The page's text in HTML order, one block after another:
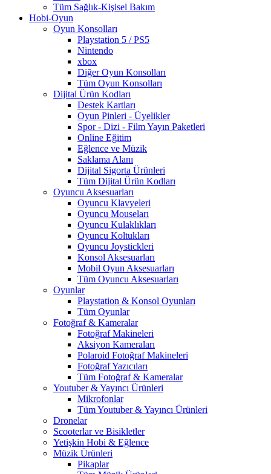
Tüm Sağlık-Kişisel Bakım
Hobi-Oyun
Oyun Konsolları
Playstation 5 / PS5
Nintendo
xbox
Diğer Oyun Konsolları
Tüm Oyun Konsolları
Dijital Ürün Kodları
Destek Kartları
Oyun Pinleri - Üyelikler
Spor - Dizi - Film Yayın Paketleri
Online Eğitim
Eğlence ve Müzik
Saklama Alanı
Dijital Sigorta Ürünleri
Tüm Dijital Ürün Kodları
Oyuncu Aksesuarları
Oyuncu Klavyeleri
Oyuncu Mouseları
Oyuncu Kulaklıkları
Oyuncu Koltukları
Oyuncu Joystickleri
Konsol Aksesuarları
Mobil Oyun Aksesuarları
Tüm Oyuncu Aksesuarları
Oyunlar
Playstation & Konsol Oyunları
Tüm Oyunlar
Fotoğraf & Kameralar
Fotoğraf Makineleri
Aksiyon Kameraları
Polaroid Fotoğraf Makineleri
Fotoğraf Yazıcıları
Tüm Fotoğraf & Kameralar
Youtuber & Yayıncı Ürünleri
Mikrofonlar
Tüm Youtuber & Yayıncı Ürünleri
Dronelar
Scooterlar ve Bisikletler
Yetişkin Hobi & Eğlence
Müzik Ürünleri
Pikaplar